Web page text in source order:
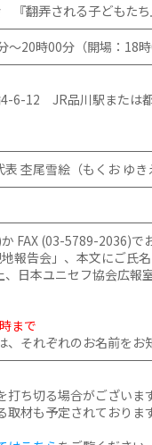
『翻弄される子どもたち
20時00分（開場：18時
4-6-12 JR品川駅または
杢尾雪絵（もくお ゆき
FAX (03-5789-2036)で
報告会」、本文にご氏
日本ユニセフ協会広報
まで
それぞれのお名前をお
ち切る場合がございます
材も予定されておりま